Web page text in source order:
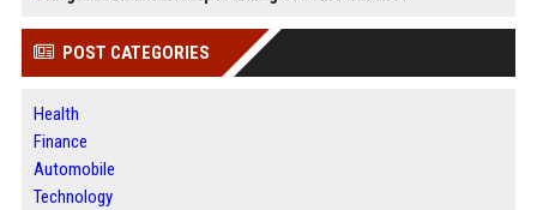
POST CATEGORIES
Health
Finance
Automobile
Technology